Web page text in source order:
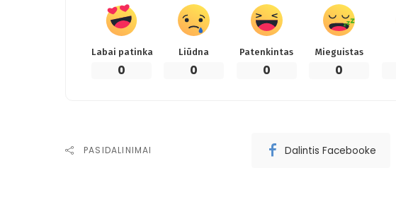
Labai patinka
0
Liūdna
0
Patenkintas
0
Mieguistas
0
PASIDALINIMAI Dalintis Facebooke